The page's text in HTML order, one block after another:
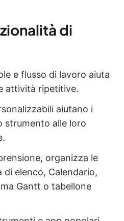
di
e flusso di lavoro aiuta
attività ripetitive.
aiutano i
strumento alle loro
organizza le
elenco, Calendario,
Gantt o tabellone